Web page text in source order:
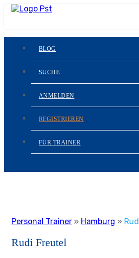
BLOG
SUCHE
ANMELDEN
REGISTRIEREN
FÜR TRAINER
Personal Trainer » Hamburg »
Rudi Freutel